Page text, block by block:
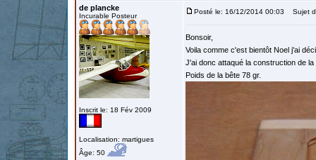
de plancke
Incurable Posteur
Inscrit le: 18 Fév 2009
Localisation: martigues
Âge: 50
Posté le: 16/12/2014 00:03 Sujet
Bonsoir,
Voila comme c'est bientôt Noel j'ai
J'ai donc attaqué la construction de
Poids de la bête 78 gr.